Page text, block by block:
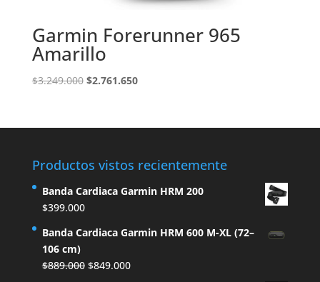
Garmin Forerunner 965
Amarillo
$3.249.000 El
era:
$2.761.650El
es:
Productos vistos recientemente
Banda Cardiaca Garmin HRM 200
$399.000
Banda Cardiaca Garmin HRM 600 M-XL (72–
106 cm)
$889.000 El
$849.000El